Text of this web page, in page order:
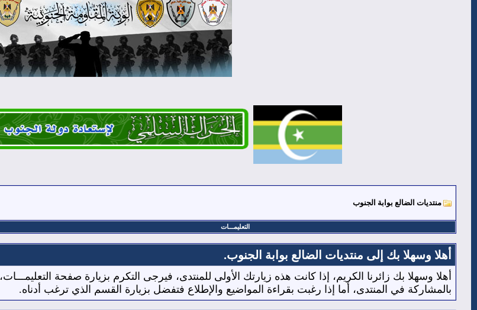
منتديات الضالع بوابة الجنوب
التعليمـــات
أهلا وسهلا بك إلى منتديات الضالع بوابة الجنوب.
أهلا وسهلا بك زائرنا الكريم، إذا كانت هذه زيارتك الأولى للمنتدى، فيرجى التكرم بزيارة صفحة التعليمـــات،
بالمشاركة في المنتدى، أما إذا رغبت بقراءة المواضيع والإطلاع فتفضل بزيارة القسم الذي ترغب أدناه.